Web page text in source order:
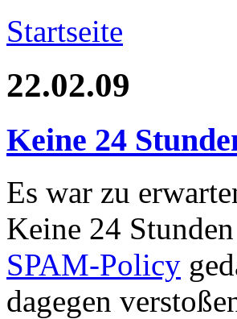
Startseite
22.02.09
Keine 24
Es war zu
Keine 24
SPAM-Policy
dagegen